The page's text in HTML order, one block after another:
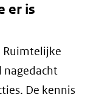
er is
Ruimtelijke
nagedacht
De kennis